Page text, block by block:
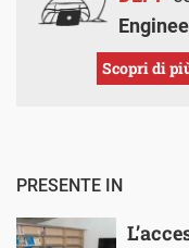
Scopri di
PRESENTE IN